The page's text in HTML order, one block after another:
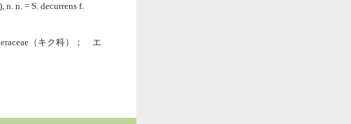
n. = S. decurrens f.
（キク科）； エ